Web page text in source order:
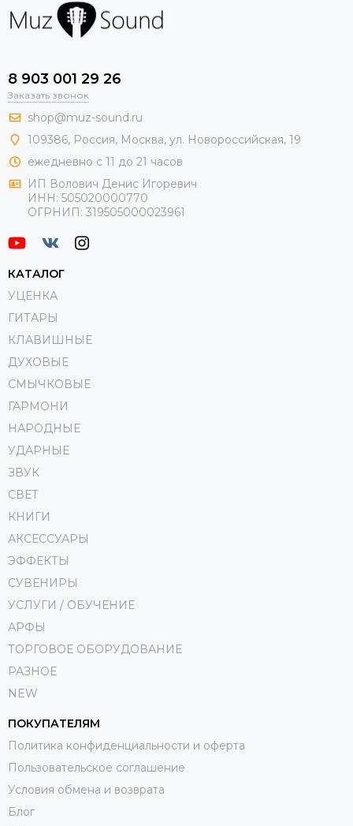
8 903 001 29 26
Заказать звонок
shop@muz-sound.ru
109386, Россия, Москва, ул. Новороссийская, 19
ежедневно с 11 до 21 часов
ИП Волович Денис Игоревич
ИНН: 505020000770
ОГРНИП: 319505000023961
КАТАЛОГ
УЦЕНКА
ГИТАРЫ
КЛАВИШНЫЕ
ДУХОВЫЕ
СМЫЧКОВЫЕ
ГАРМОНИ
НАРОДНЫЕ
УДАРНЫЕ
ЗВУК
СВЕТ
КНИГИ
АКСЕССУАРЫ
ЭФФЕКТЫ
СУВЕНИРЫ
УСЛУГИ / ОБУЧЕНИЕ
АРФЫ
ТОРГОВОЕ ОБОРУДОВАНИЕ
РАЗНОЕ
NEW
ПОКУПАТЕЛЯМ
Политика конфиденциальности и оферта
Пользовательское соглашение
Условия обмена и возврата
Блог